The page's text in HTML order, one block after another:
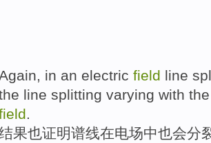
in an electric field line
line splitting varying with
.
果也证明谱线在电场中也会分